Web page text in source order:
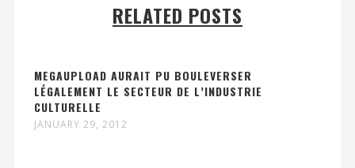
RELATED POSTS
MEGAUPLOAD AURAIT PU BOULEVERSER
LÉGALEMENT LE SECTEUR DE L’INDUSTRIE
CULTURELLE
JANUARY 29, 2012